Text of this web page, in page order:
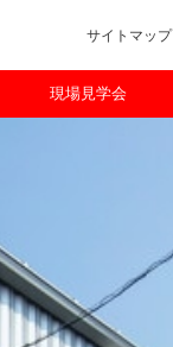
サイトマップ
現場見学会